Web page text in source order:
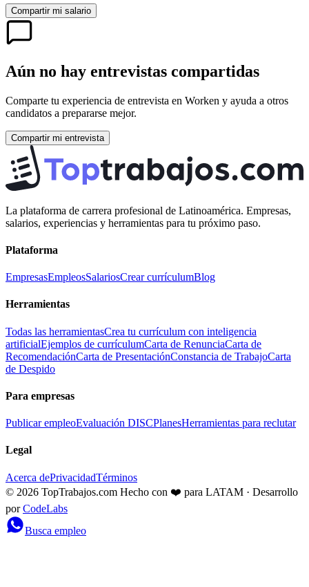
Compartir mi salario
Aún no hay entrevistas compartidas
Comparte tu experiencia de entrevista en Worken y ayuda a otros
candidatos a prepararse mejor.
Compartir mi entrevista
La plataforma de carrera profesional de Latinoamérica. Empresas,
salarios, experiencias y herramientas para tu próximo paso.
Plataforma
EmpresasEmpleosSalariosCrear currículumBlog
Herramientas
Todas las herramientasCrea tu currículum con inteligencia
artificialEjemplos de currículumCarta de RenunciaCarta de
RecomendaciónCarta de PresentaciónConstancia de TrabajoCarta
de Despido
Para empresas
Publicar empleoEvaluación DISCPlanesHerramientas para reclutar
Legal
Acerca dePrivacidadTérminos
© 2026 TopTrabajos.com Hecho con ❤️ para LATAM · Desarrollo
por CodeLabs
Busca empleo